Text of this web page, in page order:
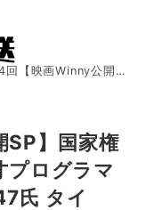
国家権力・警察権力が潰した天才プログラマーの物語 part2【金子勇 47氏 タイ━━|Φ|(|゜|∀|゜|)|Φ||━━ホ!!】
】国家権
プログラマ
氏 タイ